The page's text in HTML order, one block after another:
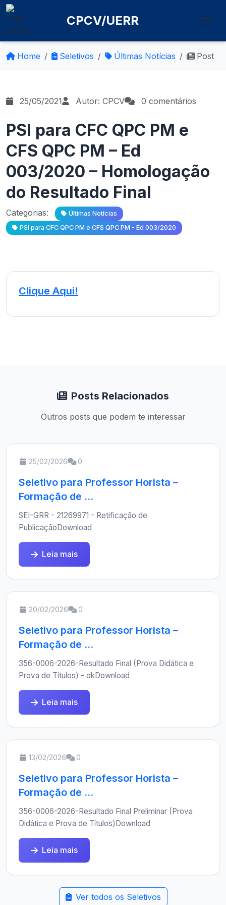
CPCV/UERR
Home Seletivos Últimas Notícias Post
25/05/2021 Autor: CPCV 0 comentários
PSI para CFC QPC PM e
CFS QPC PM – Ed
003/2020 – Homologação
do Resultado Final
Categorias:
Últimas Notícias
PSI para CFC QPC PM e CFS QPC PM - Ed 003/2020
Clique Aqui!
Posts Relacionados
Outros posts que podem te interessar
25/02/2026 0
Seletivo para Professor Horista –
Formação de ...
SEI-GRR - 21269971 - Retificação de
PublicaçãoDownload
Leia mais
20/02/2026 0
Seletivo para Professor Horista –
Formação de ...
356-0006-2026-Resultado Final (Prova Didática e
Prova de Títulos) - okDownload
Leia mais
13/02/2026 0
Seletivo para Professor Horista –
Formação de ...
356-0006-2026-Resultado Final Preliminar (Prova
Didática e Prova de Títulos)Download
Leia mais
Ver todos os Seletivos